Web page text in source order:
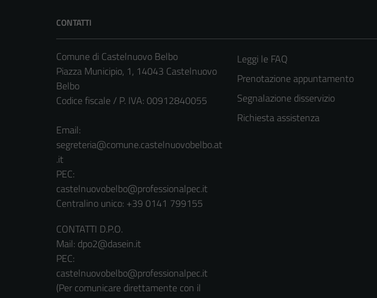
CONTATTI
Comune di Castelnuovo Belbo
Piazza Municipio, 1, 14043 Castelnuovo
Belbo
Codice fiscale / P. IVA: 00912840055
Email:
segreteria@comune.castelnuovobelbo.at
.it
PEC:
castelnuovobelbo@professionalpec.it
Centralino unico: +39 0141 799155
CONTATTI D.P.O.
Mail: dpo2@dasein.it
PEC:
castelnuovobelbo@professionalpec.it
(Per comunicare direttamente con il
Leggi le FAQ
Prenotazione appuntamento
Segnalazione disservizio
Richiesta assistenza